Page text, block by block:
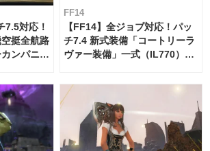
7.5対応！
挺全航路
ンパニ
FF14
【FF14】全ジョブ対応！パッ
チ7.4 新式装備「コートリーラ
ヴァー装備」一式（IL770）の